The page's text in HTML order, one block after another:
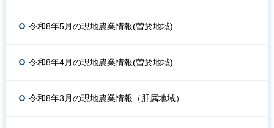
令和8年5月の現地農業情報(曽於地域)
令和8年4月の現地農業情報(曽於地域)
令和8年3月の現地農業情報（肝属地域）